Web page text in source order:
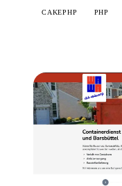
CAKEPHP PHP